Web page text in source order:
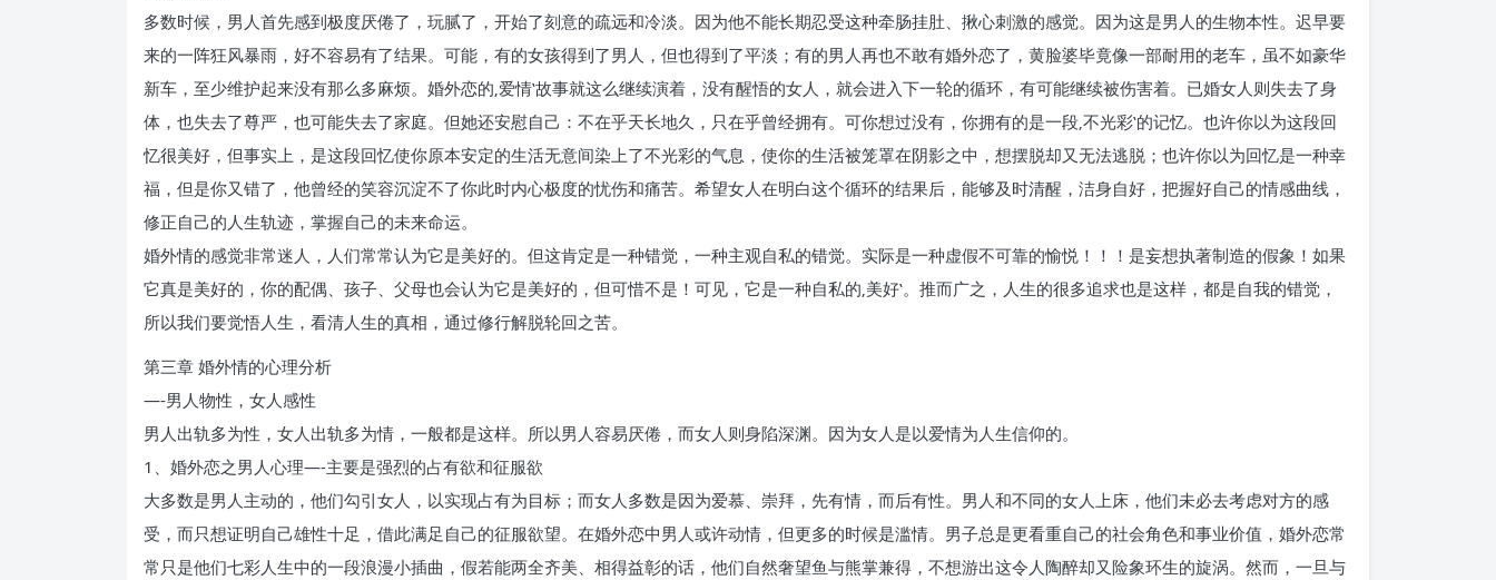
多数时候，男人首先感到极度厌倦了，玩腻了，开始了刻意的疏远和冷淡。因为他不能长期忍受这种牵肠挂肚、揪心刺激的感觉。因为这是男人的生物本性。迟早要
来的一阵狂风暴雨，好不容易有了结果。可能，有的女孩得到了男人，但也得到了平淡；有的男人再也不敢有婚外恋了，黄脸婆毕竟像一部耐用的老车，虽不如豪华
新车，至少维护起来没有那么多麻烦。婚外恋的‚爱情‛故事就这么继续演着，没有醒悟的女人，就会进入下一轮的循环，有可能继续被伤害着。已婚女人则失去了身
体，也失去了尊严，也可能失去了家庭。但她还安慰自己：不在乎天长地久，只在乎曾经拥有。可你想过没有，你拥有的是一段‚不光彩‛的记忆。也许你以为这段回
忆很美好，但事实上，是这段回忆使你原本安定的生活无意间染上了不光彩的气息，使你的生活被笼罩在阴影之中，想摆脱却又无法逃脱；也许你以为回忆是一种幸
福，但是你又错了，他曾经的笑容沉淀不了你此时内心极度的忧伤和痛苦。希望女人在明白这个循环的结果后，能够及时清醒，洁身自好，把握好自己的情感曲线，
修正自己的人生轨迹，掌握自己的未来命运。
婚外情的感觉非常迷人，人们常常认为它是美好的。但这肯定是一种错觉，一种主观自私的错觉。实际是一种虚假不可靠的愉悦！！！是妄想执著制造的假象！如果
它真是美好的，你的配偶、孩子、父母也会认为它是美好的，但可惜不是！可见，它是一种自私的‚美好‛。推而广之，人生的很多追求也是这样，都是自我的错觉，
所以我们要觉悟人生，看清人生的真相，通过修行解脱轮回之苦。
第三章 婚外情的心理分析
—-男人物性，女人感性
男人出轨多为性，女人出轨多为情，一般都是这样。所以男人容易厌倦，而女人则身陷深渊。因为女人是以爱情为人生信仰的。
1、婚外恋之男人心理—-主要是强烈的占有欲和征服欲
大多数是男人主动的，他们勾引女人，以实现占有为目标；而女人多数是因为爱慕、崇拜，先有情，而后有性。男人和不同的女人上床，他们未必去考虑对方的感
受，而只想证明自己雄性十足，借此满足自己的征服欲望。在婚外恋中男人或许动情，但更多的时候是滥情。男子总是更看重自己的社会角色和事业价值，婚外恋常
常只是他们七彩人生中的一段浪漫小插曲，假若能两全齐美、相得益彰的话，他们自然奢望鱼与熊掌兼得，不想游出这令人陶醉却又险象环生的旋涡。然而，一旦与